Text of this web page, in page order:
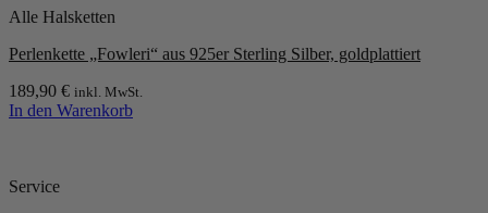
Alle Halsketten
Perlenkette „Fowleri“ aus 925er Sterling Silber, goldplattiert
189,90 € inkl. MwSt.
In den Warenkorb
Service